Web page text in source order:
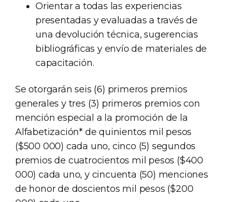
Orientar a todas las experiencias
presentadas y evaluadas a través de
una devolución técnica, sugerencias
bibliográficas y envío de materiales de
capacitación.
Se otorgarán seis (6) primeros premios
generales y tres (3) primeros premios con
mención especial a la promoción de la
Alfabetización* de quinientos mil pesos
($500 000) cada uno, cinco (5) segundos
premios de cuatrocientos mil pesos ($400
000) cada uno, y cincuenta (50) menciones
de honor de doscientos mil pesos ($200